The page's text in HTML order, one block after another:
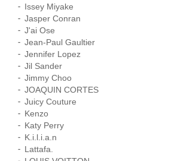
Issey Miyake
Jasper Conran
J'ai Ose
Jean-Paul Gaultier
Jennifer Lopez
Jil Sander
Jimmy Choo
JOAQUIN CORTES
Juicy Couture
Kenzo
Katy Perry
K.i.l.i.a.n
Lattafa.